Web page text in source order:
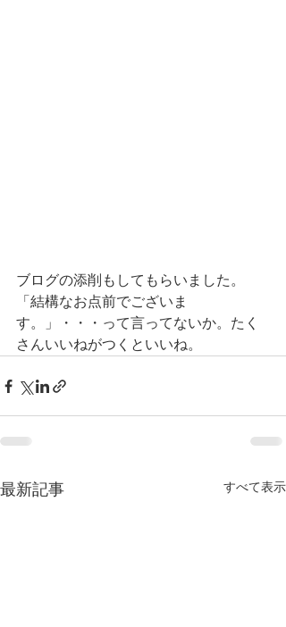
ブログの添削もしてもらいました。
「結構なお点前でございま
す。」・・・って言ってないか。たく
さんいいねがつくといいね。
最新記事 すべて表示